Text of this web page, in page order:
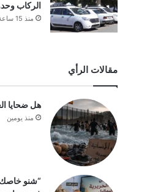
الركاب
منذ 15 ساعة
مقالات الرأي
هل ضحايا
منذ يومين
“شنو خاصك